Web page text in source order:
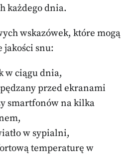
każdego dnia.
wskazówek, które mogą
jakości snu:
w ciągu dnia,
przed ekranami
smartfonów na kilka
w sypialni,
temperaturę w